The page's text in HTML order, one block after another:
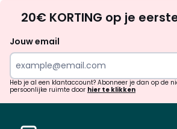
zoek
20€ KORTING op je
Jouw email
Heb je al een klantaccount? Abonneer je dan op de
persoonlijke ruimte door hier te klikken